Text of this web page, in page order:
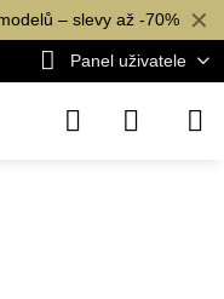
✕
– slevy až -70%
Panel uživatele